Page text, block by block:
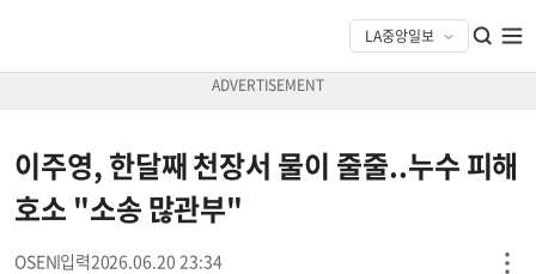
이주영, 한달째 천장서 물이 줄줄..누수 피해
호소 "소송 많관부"
OSEN 2026.06.20 23:34